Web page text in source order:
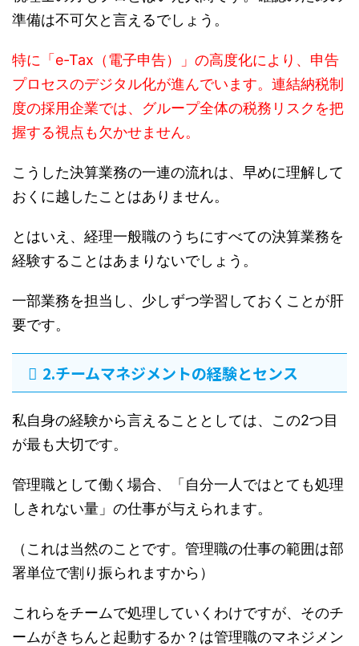
準備は不可欠と言えるでしょう。
特に「e-Tax（電子申告）」の高度化により、申告
プロセスのデジタル化が進んでいます。連結納税制
度の採用企業では、グループ全体の税務リスクを把
握する視点も欠かせません。
こうした決算業務の一連の流れは、早めに理解して
おくに越したことはありません。
とはいえ、経理一般職のうちにすべての決算業務を
経験することはあまりないでしょう。
一部業務を担当し、少しずつ学習しておくことが肝
要です。
2.チームマネジメントの経験とセンス
私自身の経験から言えることとしては、この2つ目
が最も大切です。
管理職として働く場合、「自分一人ではとても処理
しきれない量」の仕事が与えられます。
（これは当然のことです。管理職の仕事の範囲は部
署単位で割り振られますから）
これらをチームで処理していくわけですが、そのチ
ームがきちんと起動するか？は管理職のマネジメン